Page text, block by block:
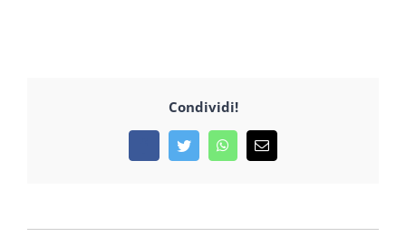
Condividi!
FacebookTwitterWhatsApp
Email